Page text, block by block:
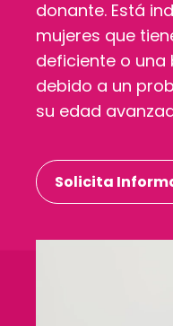
donante. Está
mujeres que
deficiente o
debido a un
su edad
Solicita